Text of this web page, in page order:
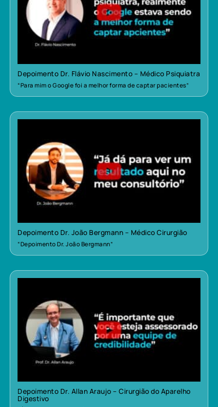
Depoimento Dr. Flávio Nascimento – Médico Psiquiatra
“Para mim o Google foi a melhor forma de captar pacientes”
Depoimento Dr. João Bergmann – Médico Cirurgião
“Depoimento Dr. João Bergmann”
Depoimento Dr. Allan Araujo – Cirurgião do Aparelho
Digestivo